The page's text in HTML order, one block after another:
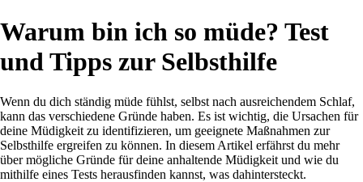
Warum bin ich so müde? Test
und Tipps zur Selbsthilfe
Wenn du dich ständig müde fühlst, selbst nach ausreichendem Schlaf,
kann das verschiedene Gründe haben. Es ist wichtig, die Ursachen für
deine Müdigkeit zu identifizieren, um geeignete Maßnahmen zur
Selbsthilfe ergreifen zu können. In diesem Artikel erfährst du mehr
über mögliche Gründe für deine anhaltende Müdigkeit und wie du
mithilfe eines Tests herausfinden kannst, was dahintersteckt.